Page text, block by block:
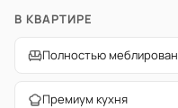
В КВАРТИРЕ
Полностью меблирован
Премиум кухня